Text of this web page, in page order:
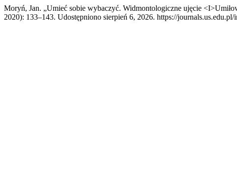
Moryń, Jan. „Umieć sobie wybaczyć. Widmontologiczne ujęcie
2020): 133–143. Udostępniono sierpień 6, 2026. https://